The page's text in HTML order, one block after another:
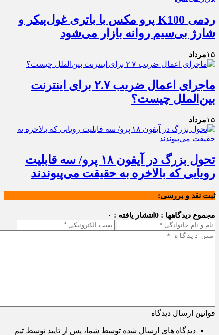
ردمی K100 پرو مکس با باتری غول‌پیکر و
شارژ بی‌سیم روانه بازار می‌شود
۱۵مرداد
ماجرای اعمال ضریب ۲.۷ برای اینترنت
بین‌الملل چیست؟
۱۵مرداد
تحول بزرگ در آیفون ۱۸ پرو/ سه قابلیت
رویایی که بالاخره به حقیقت می‌پیوندند
ثبت نقد و بررسی:
مجموع دیدگاهها : 0 انتشار یافته : ۰
قوانین ارسال دیدگاه
دیدگاه های ارسال شده توسط شما، پس از تایید توسط تیم